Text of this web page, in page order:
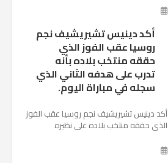
بينهما حاليا على م...
أكد دينيس تشيريشيف نجم
روسيا عقب الفوز الذي
حققه منتخب بلاده بأنه
تدرب على هدفه الثاني الذي
سجله في مباراة اليوم.
أكد دينيس تشيريشيف نجم روسيا عقب الفوز
الذي حققه منتخب بلاده على نظيره
كأس العالم بأنه تدرب على هد...